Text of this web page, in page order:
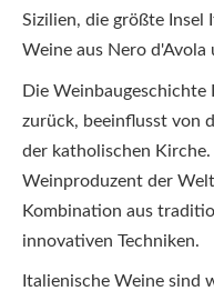
Sizilien, die größte
Weine aus Nero d'Avola
Die Weinbaugeschichte
zurück, beeinflusst von
der katholischen
Weinproduzent der
Kombination aus
innovativen Techniken.
Italienische Weine sind